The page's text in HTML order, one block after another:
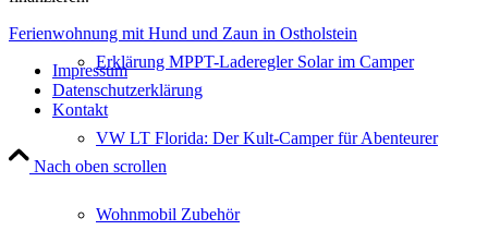
Erklärung MPPT-Laderegler Solar im Camper
VW LT Florida: Der Kult-Camper für Abenteurer
Wohnmobil Zubehör
Ferienwohnung mit Hund und Zaun in Ostholstein
Impressum
Datenschutzerklärung
Kontakt
Nach oben scrollen